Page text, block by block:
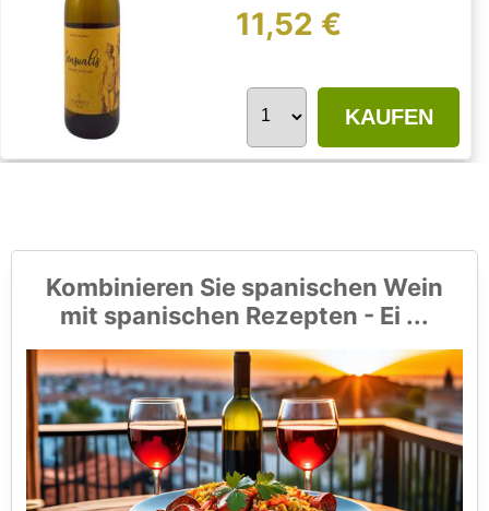
11,52 €
KAUFEN
Kombinieren Sie spanischen Wein
mit spanischen Rezepten - Ei ...